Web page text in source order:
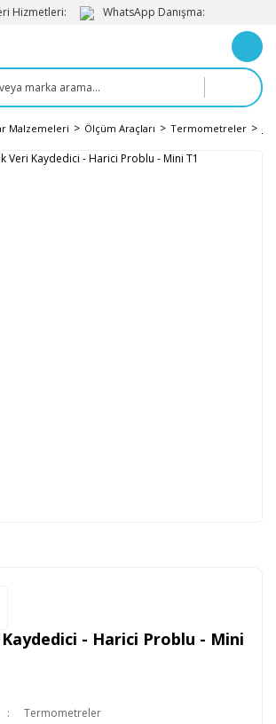
Hizmetleri: WhatsApp Danışma:
Malzemeleri Ölçüm Araçları Termometreler
Kaydedici - Harici Problu - Mini
Termometreler